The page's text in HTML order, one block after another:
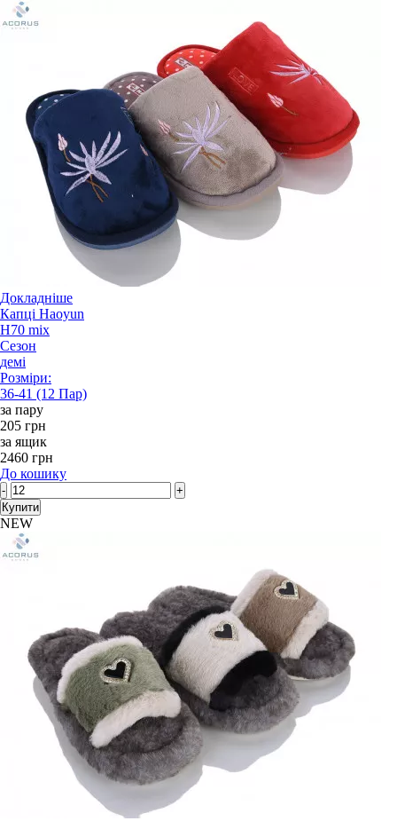
Докладніше
Капці Haoyun
H70 mix
Сезон
демі
Розміри:
36-41 (12 Пар)
за пару
205 грн
за ящик
2460 грн
До кошику
-
+
Купити
NEW